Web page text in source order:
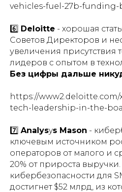
vehicles-fuel-27b-
6️⃣ Deloitte - хорошая
Советов Директоров и
увеличения присутствия
лидеров с опытом в
Без цифры дальше
https://
tech-leadership-in-the-
7️⃣ Analysys Mason -
ключевым источником
операторов от малого и
20% от прироста
кибербезопасности для
достигнет $52 млрд, из